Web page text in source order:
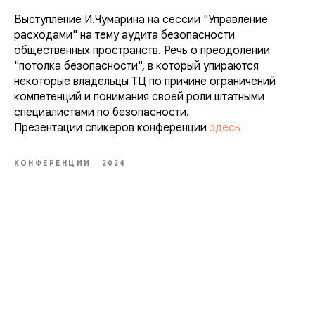
Выступление И.Чумарина на сессии "Управление
расходами" на тему аудита безопасности
общественных пространств. Речь о преодолении
"потолка безопасности", в который упираются
некоторые владельцы ТЦ по причине ограничений
компетенций и понимания своей роли штатными
специалистами по безопасности.
Презентации спикеров конференции здесь
КОНФЕРЕНЦИИ 2024